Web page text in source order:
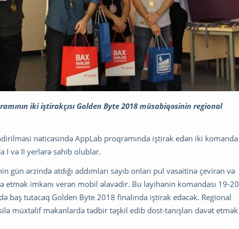
iki iştirakçısı Golden Byte 2018 müsabiqəsinin regional
nəticəsində AppLab proqramında iştirak edən iki komanda
I və II yerlərə sahib olublar.
gün ərzində atdığı addımları sayıb onları pul vəsaitinə çevirən və
etmək imkanı verən mobil əlavədir. Bu layihənin komandası 19-20
baş tutacaq Golden Byte 2018 finalında iştirak edəcək. Regional
müxtəlif məkanlarda tədbir təşkil edib dost-tanışları dəvət etmək